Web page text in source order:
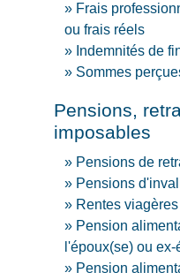
Frais
ou frais réels
Indemnités de
Sommes
Pensions,
imposables
Pensions de
Pensions
Rentes viagères
Pension
l'époux(se) ou
Pension